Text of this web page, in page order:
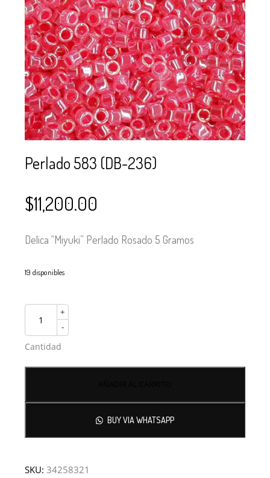
Perlado 583 (DB-236)
$11,200.00
Delica “Miyuki” Perlado Rosado 5 Gramos
19 disponibles
+
-
Cantidad
BUY VIA WHATSAPP
SKU:34258321